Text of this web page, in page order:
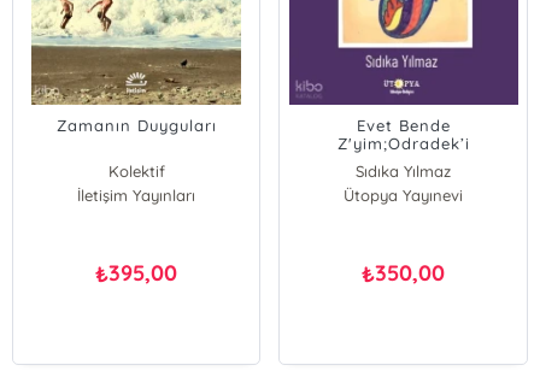
Zamanın Duyguları
Kolektif
İletişim Yayınları
₺395,00
Evet Bende
Z'yim;Odradek’i
Hissetmek
Sıdıka Yılmaz
Ütopya Yayınevi
₺350,00